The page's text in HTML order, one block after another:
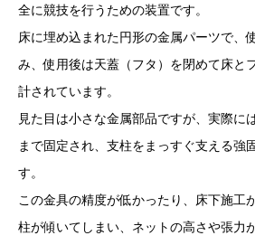
全に競技を行うための装置です。
床に埋め込まれた円形の金属パーツで、
み、使用後は天蓋（フタ）を閉めて床と
計されています。
見た目は小さな金属部品ですが、実際に
まで固定され、支柱をまっすぐ支える強
す。
この金具の精度が低かったり、床下施工
柱が傾いてしまい、ネットの高さや張力